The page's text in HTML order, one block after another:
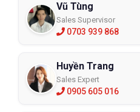
Vũ Tùng
Sales Supervisor
0703 939 868
Huyền Trang
Sales Expert
0905 605 016